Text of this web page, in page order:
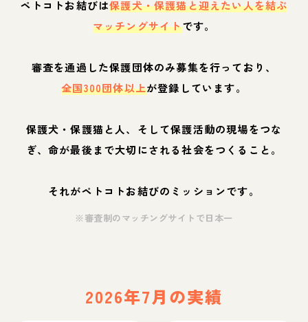
ペトコトお結びは保護犬・保護猫と迎えたい人を結ぶ
マッチングサイトです。
審査を通過した保護団体のみ募集を行っており、
全国300団体以上が登録しています。
保護犬・保護猫と人、そして保護活動の現場をつな
ぎ、命が最後まで大切にされる社会をつくること。
それがペトコトお結びのミッションです。
※審査制のマッチングサイトで日本一
2026年7月の実績